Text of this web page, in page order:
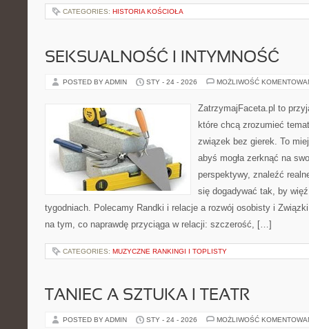
CATEGORIES: HISTORIA KOŚCIOŁA
SEKSUALNOŚĆ I INTYMNOŚĆ
POSTED BY ADMIN STY - 24 - 2026 MOŻLIWOŚĆ
ZatrzymajFaceta.pl to
które chcą zrozumieć
związek bez gierek. To
abyś mogła zerknąć na
perspektywy, znaleźć
się dogadywać tak, by
tygodniach. Polecamy Randki i relacje a rozwój osobisty i
na tym, co naprawdę przyciąga w relacji: szczerość, […]
CATEGORIES: MUZYCZNE RANKINGI I TOPLISTY
TANIEC A SZTUKA I TEATR
POSTED BY ADMIN STY - 24 - 2026 MOŻLIWOŚĆ